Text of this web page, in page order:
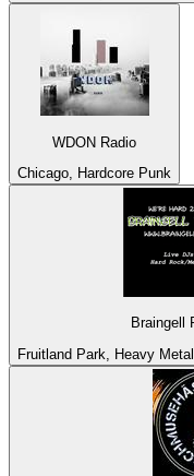
WDON Radio
Chicago, Hardcore Punk
Braingell
Fruitland Park, Heavy